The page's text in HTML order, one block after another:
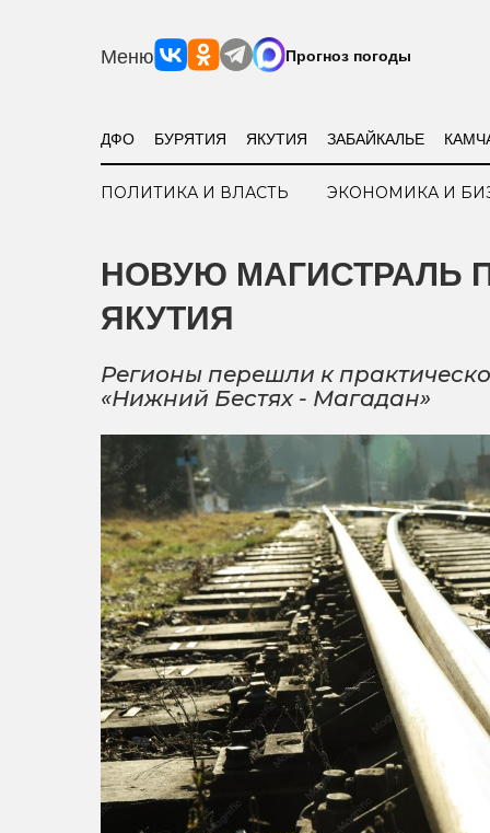
Меню Прогноз погоды
ДФО БУРЯТИЯ ЯКУТИЯ ЗАБАЙКАЛЬЕ
ПОЛИТИКА И ВЛАСТЬ ЭКОНОМИКА И
НОВУЮ МАГИСТРАЛЬ
ЯКУТИЯ
Регионы перешли к
«Нижний Бестях - Магадан»